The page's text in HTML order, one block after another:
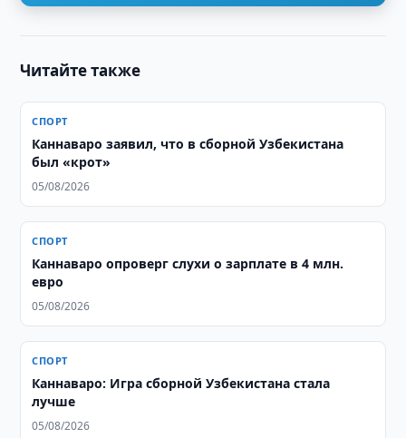
Читайте также
СПОРТ
Каннаваро заявил, что в сборной Узбекистана
был «крот»
05/08/2026
СПОРТ
Каннаваро опроверг слухи о зарплате в 4 млн.
евро
05/08/2026
СПОРТ
Каннаваро: Игра сборной Узбекистана стала
лучше
05/08/2026